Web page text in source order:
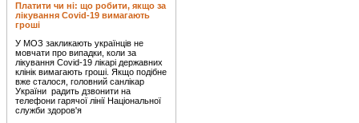
Платити чи ні: що робити, якщо за
лікування Covid-19 вимагають
гроші
У МОЗ закликають українців не
мовчати про випадки, коли за
лікування Covid-19 лікарі державних
клінік вимагають гроші. Якщо подібне
вже сталося, головний санлікар
України радить дзвонити на
телефони гарячої лінії Національної
служби здоров'я